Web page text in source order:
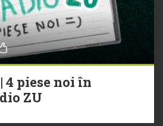
4 piese noi în
ZU